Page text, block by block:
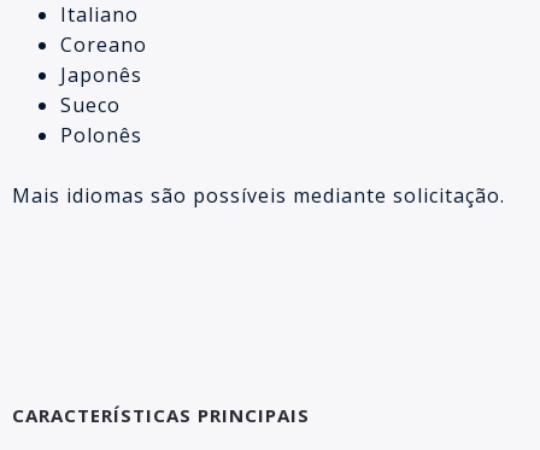
Italiano
Coreano
Japonês
Sueco
Polonês
Mais idiomas são possíveis mediante solicitação.
CARACTERÍSTICAS PRINCIPAIS